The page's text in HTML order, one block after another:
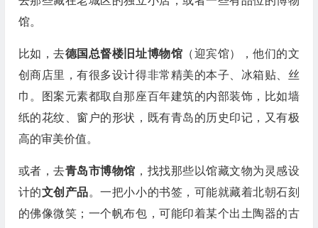
馆。
比如，去德国总督楼旧址博物馆 （迎宾馆），他们的文
创商店里，有很多设计得非常精美的本子、冰箱贴、丝
巾。图案元素都取自那座百年建筑的内部装饰，比如墙
纸的花纹、窗户的形状，既有青岛的历史印记，又有极
高的审美价值。
或者，去青岛市博物馆 ，找找那些以馆藏文物为灵感设
计的文创产品。一把小小的书签，可能就藏着北朝石刻
的佛像微笑；一个帆布包，可能印着某个出土陶器的古